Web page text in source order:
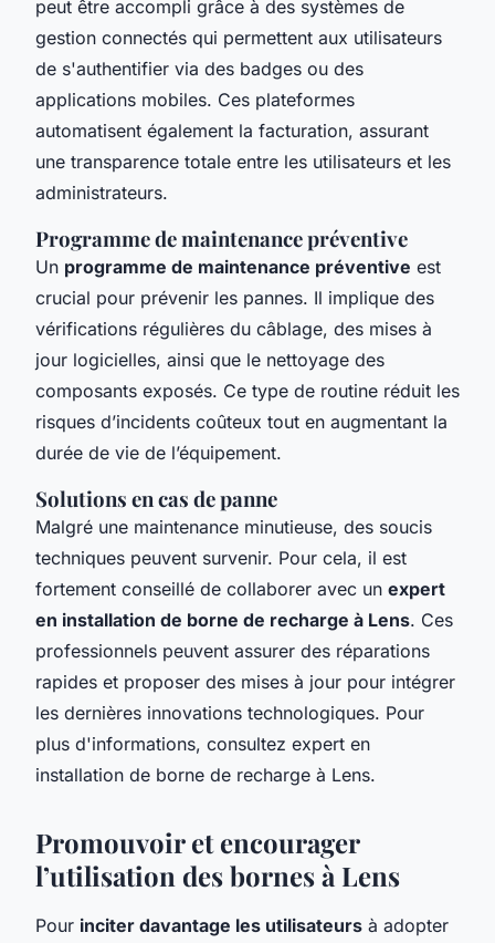
peut être accompli grâce à des systèmes de
gestion connectés qui permettent aux utilisateurs
de s'authentifier via des badges ou des
applications mobiles. Ces plateformes
automatisent également la facturation, assurant
une transparence totale entre les utilisateurs et les
administrateurs.
Programme de maintenance préventive
Un programme de maintenance préventive est
crucial pour prévenir les pannes. Il implique des
vérifications régulières du câblage, des mises à
jour logicielles, ainsi que le nettoyage des
composants exposés. Ce type de routine réduit les
risques d’incidents coûteux tout en augmentant la
durée de vie de l’équipement.
Solutions en cas de panne
Malgré une maintenance minutieuse, des soucis
techniques peuvent survenir. Pour cela, il est
fortement conseillé de collaborer avec un expert
en installation de borne de recharge à Lens. Ces
professionnels peuvent assurer des réparations
rapides et proposer des mises à jour pour intégrer
les dernières innovations technologiques. Pour
plus d'informations, consultez expert en
installation de borne de recharge à Lens.
Promouvoir et encourager
l’utilisation des bornes à Lens
Pour inciter davantage les utilisateurs à adopter